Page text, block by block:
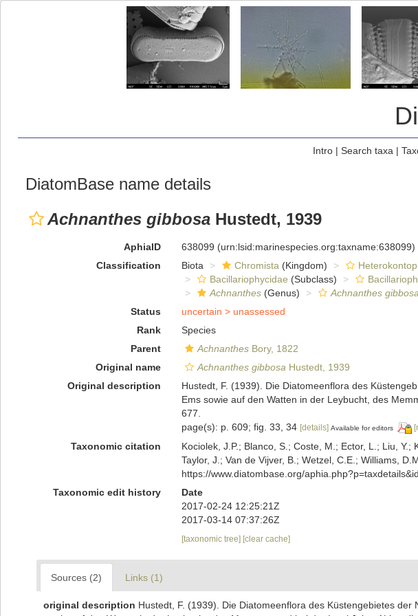
Intro| Search taxa |
DiatomBase name details
Achnanthes gibbosa Hustedt, 1939
AphiaID 638099 (urn:lsid:marinespecies.org:taxname:638099)
Classification
Biota Chromista (Kingdom)
Bacillariophycidae (Subclass)
Achnanthes(Genus) Achnanthes gibbosa
Status
uncertain > unassessed
Rank
Species
Parent
AchnanthesBory, 1822
Original name
Achnanthes gibbosa Hustedt, 1939
Original description
Hustedt, F. (1939). Die Diatomeenflora des
Ems sowie auf den Watten in der Leybucht, des
677.
page(s): p. 609; fig. 33, 34 [details] Available for editors
Taxonomic citation
Kociolek, J.P.; Blanco, S.; Coste, M.; Ector, L.; Liu,
Taylor, J.; Van de Vijver, B.; Wetzel, C.E.; Williams,
https://www.diatombase.org/
Taxonomic edit history
Date
2017-02-24 12:25:21Z
2017-03-14 07:37:26Z
[taxonomic tree] [clear cache]
Sources (2) Links (1)
original description Hustedt, F. (1939). Die Diatomeenflora des Küstengebietes